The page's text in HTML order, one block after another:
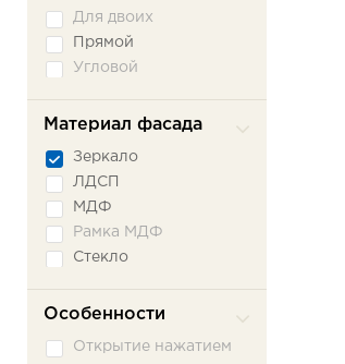
Для двоих
Прямой
Угловой
Материал фасада
Зеркало
ЛДСП
МДФ
Рамка МДФ
Стекло
Особенности
Открытие нажатием